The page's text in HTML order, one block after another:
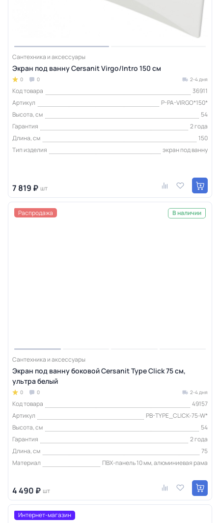
Сантехника и аксессуары
Экран под ванну Cersanit Virgo/Intro 150 см
0 0 2-4 дня
Код товара
36911
Артикул
P-PA-VIRGO*150*
Высота, см
54
Гарантия
2 года
Длина, см
150
Тип изделия
экран под ванну
7 819 ₽ шт
Распродажа В наличии
Сантехника и аксессуары
Экран под ванну боковой Cersanit Type Click 75 см,
ультра белый
0 0 2-4 дня
Код товара
49157
Артикул
PB-TYPE_CLICK-75-W*
Высота, см
54
Гарантия
2 года
Длина, см
75
Материал
ПВХ-панель 10 мм, алюминиевая рама
4 490 ₽ шт
Интернет-магазин